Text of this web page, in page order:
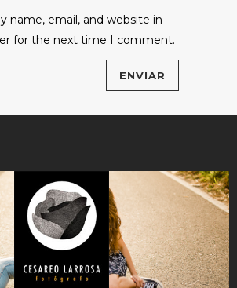
name, email, and website in
for the next time I comment.